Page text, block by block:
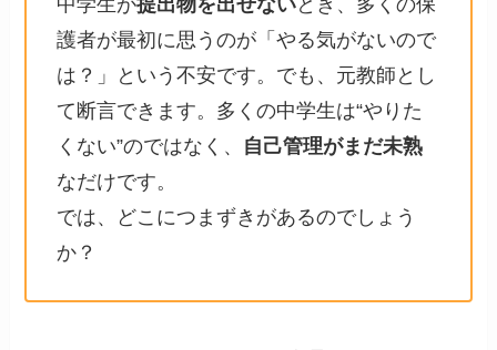
護者が最初に思うのが「やる気がないので
は？」という不安です。でも、元教師とし
て断言できます。多くの中学生は“やりた
くない”のではなく、 自己管理がまだ未熟
なだけです。
では、どこにつまずきがあるのでしょう
か？